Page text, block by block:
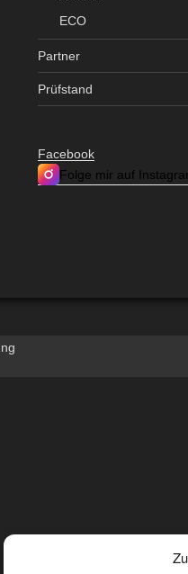
ECO
Partner
Prüfstand
Facebook
Folge mir auf